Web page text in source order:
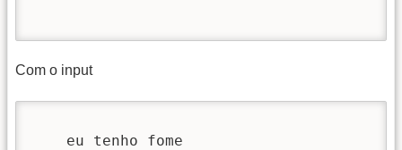
Com o input
    eu tenho fome